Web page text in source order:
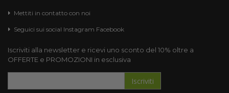
Mettiti in contatto con noi
Seguici sui social Instagram Facebook
Iscriviti alla newsletter e ricevi uno sconto del 10% oltre a
OFFERTE e PROMOZIONI in esclusiva
Iscriviti